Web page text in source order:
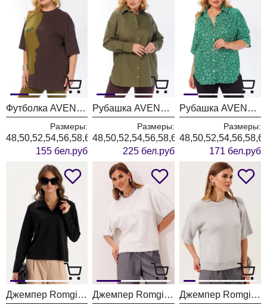
Футболка AVENUE 0339-1
Размеры:
48,50,52,54,56,58,60,62,64,66,68,70,72
155 бел.руб
Рубашка AVENUE 0321-3
Размеры:
48,50,52,54,56,58,60,62,64,66,68,70,72
225 бел.руб
Рубашка AVENUE 0354-1
Размеры:
171 бел.руб
Джемпер Romgil РП0205-ХЛ5 черный Джемпер Romgil РВ0562-ХЛ5 белый + серый Джемпер Romgil РВ0562-ХЛ5 серый + белый